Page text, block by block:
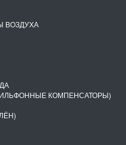
ВОЗДУХА
КОМПЕНСАТОРЫ)